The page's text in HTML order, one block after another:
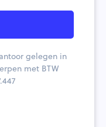
gelegen in
met BTW